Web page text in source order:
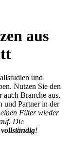
aus
und
Nutzen Sie den
auch Branche aus,
und Partner in der
Filter wieder
Die
!